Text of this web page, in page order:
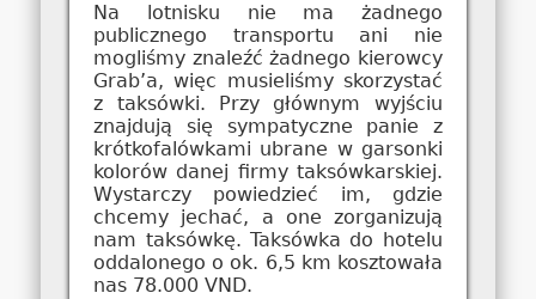
Na lotnisku nie ma żadnego
publicznego transportu ani nie
mogliśmy znaleźć żadnego kierowcy
Grab’a, więc musieliśmy skorzystać
z taksówki. Przy głównym wyjściu
znajdują się sympatyczne panie z
krótkofalówkami ubrane w garsonki
kolorów danej firmy taksówkarskiej.
Wystarczy powiedzieć im, gdzie
chcemy jechać, a one zorganizują
nam taksówkę. Taksówka do hotelu
oddalonego o ok. 6,5 km kosztowała
nas 78.000 VND.